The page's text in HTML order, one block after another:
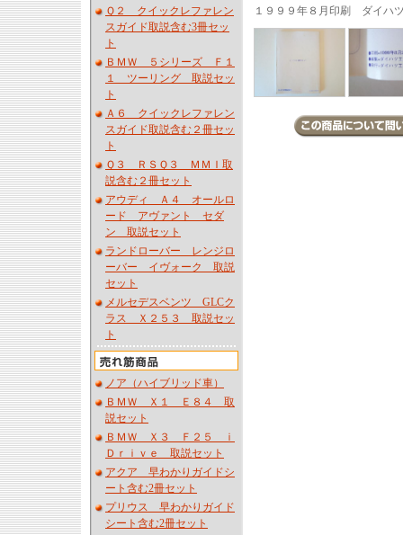
Ｑ２ クイックレファレン
スガイド取説含む3冊セッ
ト
ＢＭＷ ５シリーズ Ｆ１
１ ツーリング 取説セッ
ト
Ａ６ クイックレファレン
スガイド取説含む２冊セッ
ト
Ｑ３ ＲＳＱ３ ＭＭＩ取
説含む２冊セット
アウディ Ａ４ オールロ
ード アヴァント セダ
ン 取説セット
ランドローバー レンジロ
ーバー イヴォーク 取説
セット
メルセデスベンツ GLCク
ラス Ｘ２５３ 取説セッ
ト
ノア（ハイブリッド車）
ＢＭＷ Ｘ１ Ｅ８４ 取
説セット
ＢＭＷ Ｘ３ Ｆ２５ ｉ
Ｄｒｉｖｅ 取説セット
アクア 早わかりガイドシ
ート含む2冊セット
プリウス 早わかりガイド
シート含む2冊セット
１９９９年８月印刷 ダイ